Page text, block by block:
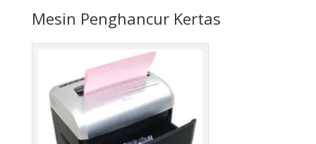
Mesin Penghancur Kertas